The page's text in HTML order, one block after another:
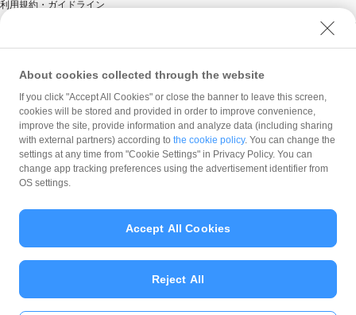
利用規約・ガイドライン
ソフトバンク人権ポリシー
PayPay Code of Ethics & Business Conduct
プライバシーポリシー
ユーザープライバシーについて
ユーザーセキュリティについて
ウェブサイト利用規約
反社会的勢力に対する方針
カスタマーハラスメントに関する当社の考え方
About cookies collected through the website
If you click "Accept All Cookies" or close the banner to leave this screen,
cookies will be stored and provided in order to improve convenience,
improve the site, provide information and analyze data (including sharing
with external partners) according to the cookie policy. You can change the
settings at any time from "Cookie Settings" in Privacy Policy. You can
change app tracking preferences using the advertisement identifier from
OS settings.
Reject All
Accept All Cookies